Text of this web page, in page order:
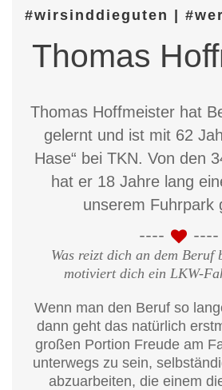
#wirsinddieguten |
Thomas
Thomas Hoffmeister hat
gelernt und ist mit 62
Hase“ bei TKN. Von den
hat er 18 Jahre lang
unserem Fuhrpark
Was reizt dich an dem Beruf
motiviert dich ein LKW-
Wenn man den Beruf so
dann geht das natürlich
großen Portion Freude am
unterwegs zu sein,
abzuarbeiten, die einem